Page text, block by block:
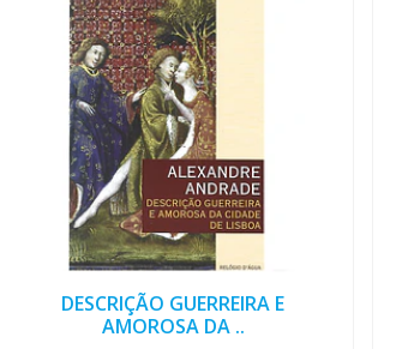
DESCRIÇÃO GUERREIRA E
AMOROSA DA ..